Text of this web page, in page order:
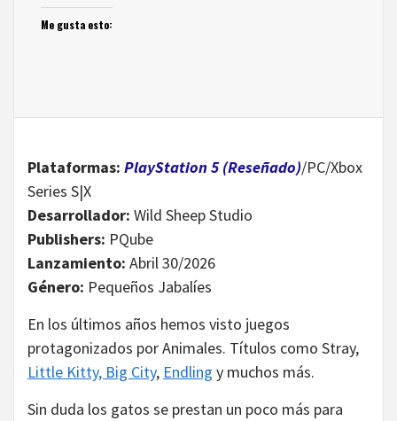
Me gusta esto:
Plataformas: PlayStation 5 (Reseñado)/PC/Xbox
Series S|X
Desarrollador: Wild Sheep Studio
Publishers: PQube
Lanzamiento: Abril 30/2026
Género: Pequeños Jabalíes
En los últimos años hemos visto juegos
protagonizados por Animales. Títulos como Stray,
Little Kitty, Big City, Endling y muchos más.
Sin duda los gatos se prestan un poco más para